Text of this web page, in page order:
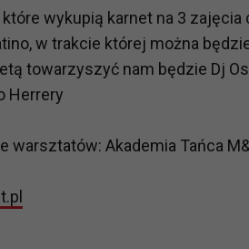
które wykupią karnet na 3
w trakcie której można
towarzyszyć nam będzie Dj
Herrery
warsztatów: Akademia Tańca
Jakie masz prawa w stosunku
Masz między innymi prawo do
także wycofać zgodę na
Jakie są podstawy prawne